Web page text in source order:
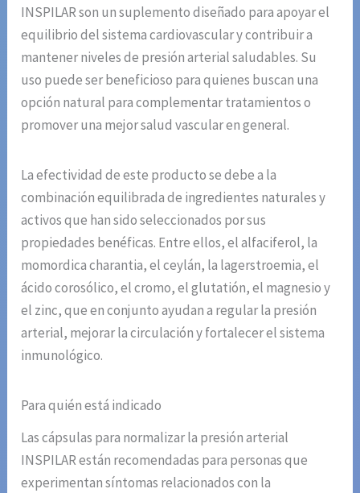
INSPILAR son un suplemento diseñado para apoyar el
equilibrio del sistema cardiovascular y contribuir a
mantener niveles de presión arterial saludables. Su
uso puede ser beneficioso para quienes buscan una
opción natural para complementar tratamientos o
promover una mejor salud vascular en general.
La efectividad de este producto se debe a la
combinación equilibrada de ingredientes naturales y
activos que han sido seleccionados por sus
propiedades benéficas. Entre ellos, el alfaciferol, la
momordica charantia, el ceylán, la lagerstroemia, el
ácido corosólico, el cromo, el glutatión, el magnesio y
el zinc, que en conjunto ayudan a regular la presión
arterial, mejorar la circulación y fortalecer el sistema
inmunológico.
Para quién está indicado
Las cápsulas para normalizar la presión arterial
INSPILAR están recomendadas para personas que
experimentan síntomas relacionados con la